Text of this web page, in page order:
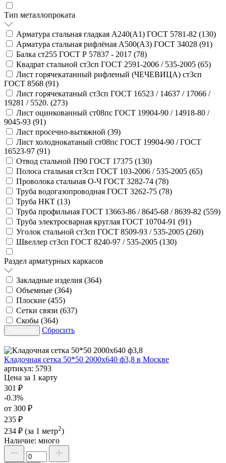
Тип металлопроката
Арматура стальная гладкая А240(А1) ГОСТ 5781-82 (130)
Арматура стальная рифлёная А500(А3) ГОСТ 34028 (91)
Балка ст255 ГОСТ Р 57837 - 2017 (78)
Квадрат стальной ст3сп ГОСТ 2591-2006 / 535-2005 (65)
Лист горячекатанный рифленый (ЧЕЧЕВИЦА) ст3сп
ГОСТ 8568 (91)
Лист горячекатаный ст3сп ГОСТ 16523 / 14637 / 17066 /
19281 / 5520. (273)
Лист оцинкованный ст08пс ГОСТ 19904-90 / 14918-80 /
9045-93 (91)
Лист просечно-вытяжной (39)
Лист холоднокатаный ст08пс ГОСТ 19904-90 / ГОСТ
16523-97 (91)
Отвод стальной П90 ГОСТ 17375 (130)
Полоса стальная ст3сп ГОСТ 103-2006 / 535-2005 (65)
Проволока стальная О-Ч ГОСТ 3282-74 (78)
Труба водогазопроводная ГОСТ 3262-75 (78)
Труба НКТ (13)
Труба профильная ГОСТ 13663-86 / 8645-68 / 8639-82 (559)
Труба электросварная круглая ГОСТ 10704-91 (91)
Уголок стальной ст3сп ГОСТ 8509-93 / 535-2005 (260)
Швеллер ст3сп ГОСТ 8240-97 / 535-2005 (130)
Раздел арматурных каркасов
Закладные изделия (364)
Объемные (364)
Плоские (455)
Сетки связи (637)
Скобы (364)
Сбросить
Кладочная сетка 50*50 2000х640 ф3,8 в Москве
артикул: 5793
Цена за 1 карту
301 ₽
-0.3%
от 300 ₽
235 ₽
234 ₽ (за 1 метр2)
Наличие: много